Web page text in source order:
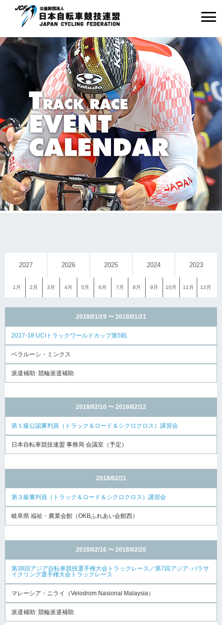
2027 2026 2025 2024 2023
1月 2月 3月 4月 5月 6月 7月 8月 9月 10月 11月 12月
2018/01/19 〜 2018/01/21
2017-18 UCIトラックワールドカップ第5戦
ベラルーシ・ミンクス
派遣補助: 競輪派遣補助
2018/02/10 〜 2018/02/12
第１級公認審判員（トラック＆ロード＆シクロクロス）講習会
日本自転車競技連盟 事務局 会議室（予定）
2018/02/11
第３級審判員（トラック＆ロード＆シクロクロス）講習会
岐阜県 福祉・農業会館（OKBふれあい会館西）
2018/02/16 〜 2018/02/20
第38回アジア自転車競技選手権大会トラックレース／第7回アジア･パラサ
イクリング選手権大会トラックレース
マレーシア・ニライ（Velodrom Nasional Malaysia）
派遣補助: 競輪派遣補助